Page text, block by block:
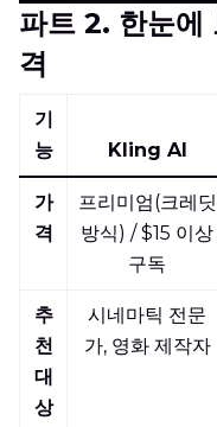
파트 2. 한눈에
격
기
능
Kling AI
가
격
프리미엄(크레딧
방식) / $15 이상
구독
추
천
대
상
시네마틱 전문
가, 영화 제작자